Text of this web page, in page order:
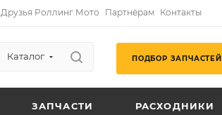
Друзья Роллинг Мото Партнёрам Контакты
Каталог ПОДБОР ЗАПЧАСТЕЙ
ЗАПЧАСТИ РАСХОДНИКИ